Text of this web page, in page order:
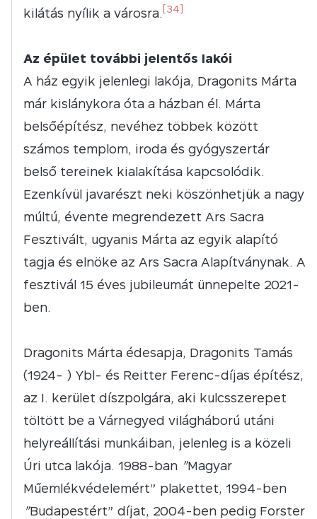
kilátás nyílik a városra. [34]
Az épület további jelentős lakói
A ház egyik jelenlegi lakója, Dragonits Márta
már kislánykora óta a házban él. Márta
belsőépítész, nevéhez többek között
számos templom, iroda és gyógyszertár
belső tereinek kialakítása kapcsolódik.
Ezenkívül javarészt neki köszönhetjük a nagy
múltú, évente megrendezett Ars Sacra
Fesztivált, ugyanis Márta az egyik alapító
tagja és elnöke az Ars Sacra Alapítványnak. A
fesztivál 15 éves jubileumát ünnepelte 2021-
ben.
Dragonits Márta édesapja, Dragonits Tamás
(1924- ) Ybl- és Reitter Ferenc-díjas építész,
az I. kerület díszpolgára, aki kulcsszerepet
töltött be a Várnegyed világháború utáni
helyreállítási munkáiban, jelenleg is a közeli
Úri utca lakója. 1988-ban ”Magyar
Műemlékvédelemért” plakettet, 1994-ben
”Budapestért” díjat, 2004-ben pedig Forster